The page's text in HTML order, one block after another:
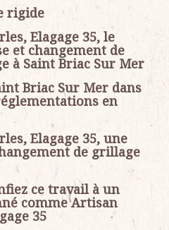
rigide
Elagage 35, le
et changement de
à Saint Briac Sur Mer
Briac Sur Mer dans
en
Elagage 35, une
de grillage
ce travail à un
comme Artisan
35